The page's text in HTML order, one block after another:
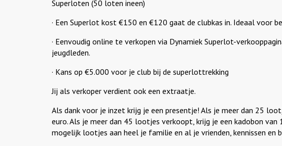
Superloten (50 loten ineen)
· Een Superlot kost €150 en €120 gaat de clubkas in. Ideaal voor
· Eenvoudig online te verkopen via Dynamiek Superlot-
jeugdleden.
· Kans op €5.000 voor je club bij de superlottrekking
Jij als verkoper verdient ook een extraatje.
Als dank voor je inzet krijg je een presentje! Als je meer dan 25
euro. Als je meer dan 45 lootjes verkoopt, krijg je een kadobon
mogelijk lootjes aan heel je familie en al je vrienden, kennissen en